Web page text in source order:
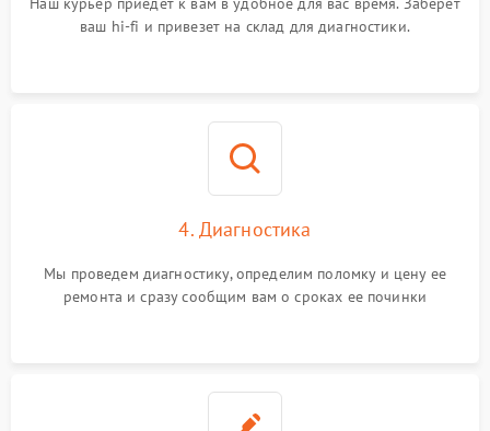
ваш hi-fi и привезет на склад для диагностики.
4. Диагностика
Мы проведем диагностику, определим поломку и цену ее
ремонта и сразу сообщим вам о сроках ее починки